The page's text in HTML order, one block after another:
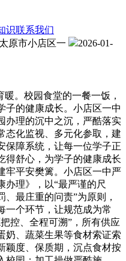
识联系我们
原市小店区一
2026-01-
。校园食堂的一餐一饭，
子的健康成长。小店区一中
办理的沉中之沉，严酷落实
态化监视、多元化参取，建
保障系统，让每一位学子正
得舒心，为学子的健康成长
牢平安樊篱。小店区一中严
办理》，以“最严谨的尺
最庄重的问责”为原则，
一个环节，让规范成为常
控、全程可溯”，所有供应
奶、蔬菜生果等食材索证索
颖度、保质期，沉点食材按